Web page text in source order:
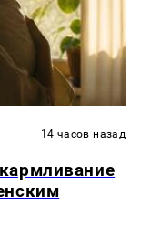
14 часов назад